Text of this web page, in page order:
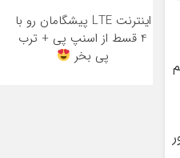
اینترنت LTE پیشگامان رو با
4 قسط از اسنپ پی + ترب
پی بخر